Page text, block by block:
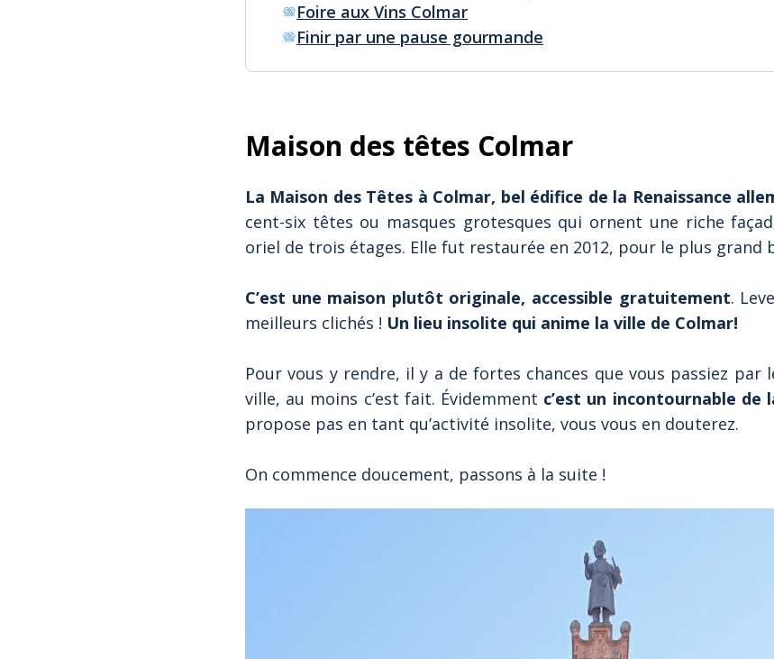
Foire aux Vins Colmar
Finir par une pause gourmande
Maison des têtes Colmar
La Maison des Têtes à Colmar, bel édifice de la Renaissance
cent-six têtes ou masques grotesques qui ornent une riche
oriel de trois étages. Elle fut restaurée en 2012, pour le plus grand
C’est une maison plutôt originale, accessible gratuitement.
meilleurs clichés ! Un lieu insolite qui anime la ville de Colmar!
Pour vous y rendre, il y a de fortes chances que vous passiez par
ville, au moins c’est fait. Évidemment c’est un incontournable de
propose pas en tant qu’activité insolite, vous vous en douterez.
On commence doucement, passons à la suite !